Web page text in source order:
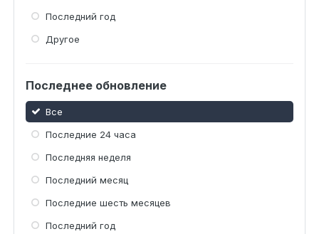
Последний год
Другое
Последнее обновление
Все
Последние 24 часа
Последняя неделя
Последний месяц
Последние шесть месяцев
Последний год